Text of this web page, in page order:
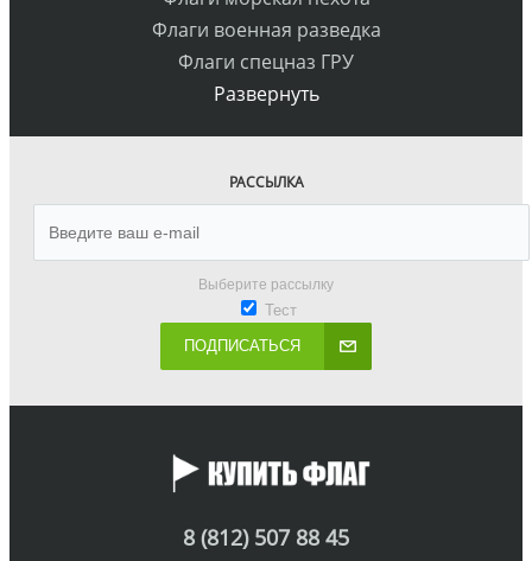
Флаги военная разведка
Флаги спецназ ГРУ
Развернуть
РАССЫЛКА
Выберите рассылку
Тест
ПОДПИСАТЬСЯ
8 (812) 507 88 45